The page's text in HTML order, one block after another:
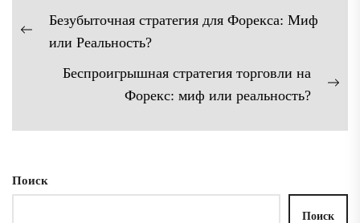
Навигация
по
записям
Предыдущая
Безубыточная стратегия для Форекса: Миф
или Реальность?
Беспроигрышная стратегия торговли на
Форекс: миф или реальность?
Поиск
Поиск